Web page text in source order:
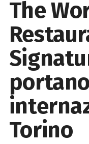
The
Torino